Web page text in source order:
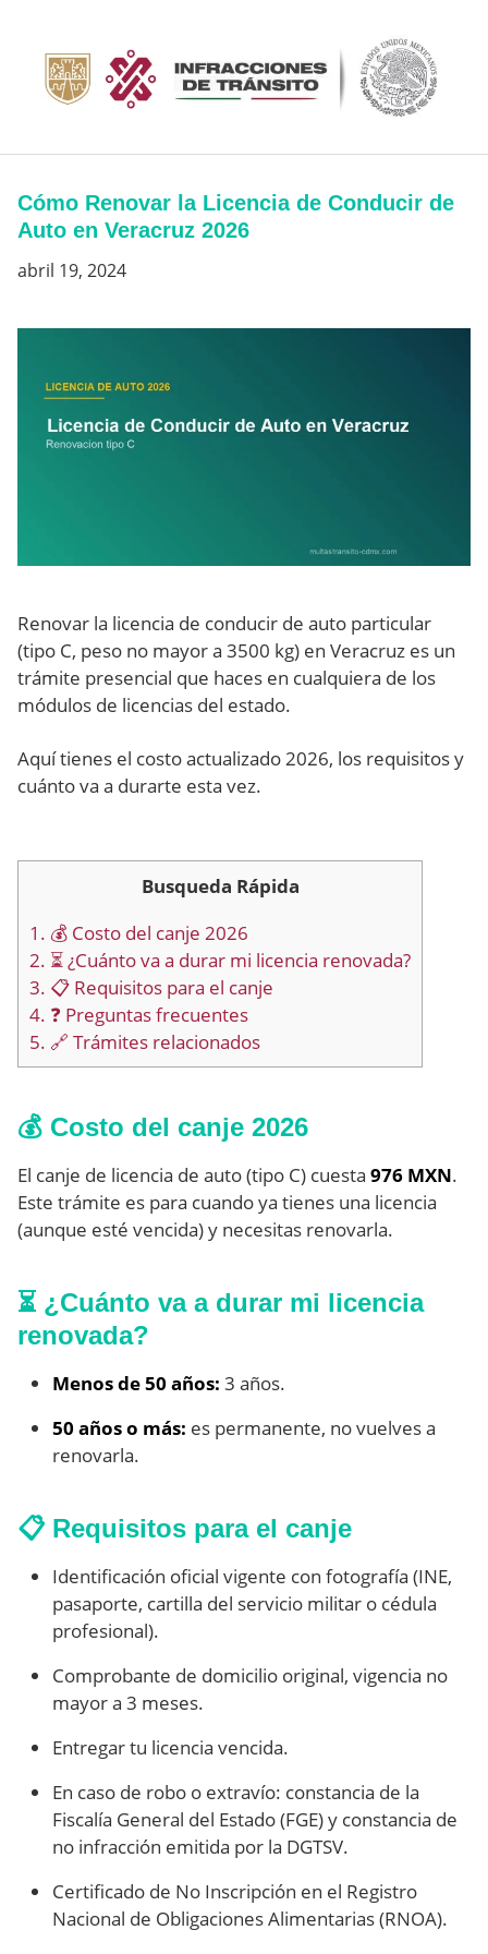
contenido
Cómo Renovar la Licencia de Conducir de
Auto en Veracruz 2026
abril 19, 2024
Renovar la licencia de conducir de auto particular
(tipo C, peso no mayor a 3500 kg) en Veracruz es un
trámite presencial que haces en cualquiera de los
módulos de licencias del estado.
Aquí tienes el costo actualizado 2026, los requisitos y
cuánto va a durarte esta vez.
Busqueda Rápida
1. 💰 Costo del canje 2026
2. ⏳ ¿Cuánto va a durar mi licencia renovada?
3. 📋 Requisitos para el canje
4. ❓ Preguntas frecuentes
5. 🔗 Trámites relacionados
💰 Costo del canje 2026
El canje de licencia de auto (tipo C) cuesta 976 MXN.
Este trámite es para cuando ya tienes una licencia
(aunque esté vencida) y necesitas renovarla.
⏳ ¿Cuánto va a durar mi licencia
renovada?
Menos de 50 años: 3 años.
50 años o más: es permanente, no vuelves a
renovarla.
📋 Requisitos para el canje
Identificación oficial vigente con fotografía (INE,
pasaporte, cartilla del servicio militar o cédula
profesional).
Comprobante de domicilio original, vigencia no
mayor a 3 meses.
Entregar tu licencia vencida.
En caso de robo o extravío: constancia de la
Fiscalía General del Estado (FGE) y constancia de
no infracción emitida por la DGTSV.
Certificado de No Inscripción en el Registro
Nacional de Obligaciones Alimentarias (RNOA).